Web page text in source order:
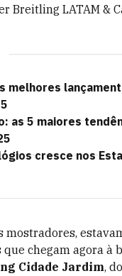
Breitling LATAM &
melhores
as 5 maiores
cresce nos
mostradores,
que chegam agora à
Cidade Jardim,